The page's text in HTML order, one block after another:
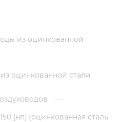
из оцинкованной
оцинкованной стали
—
[нп] (оцинкованная сталь